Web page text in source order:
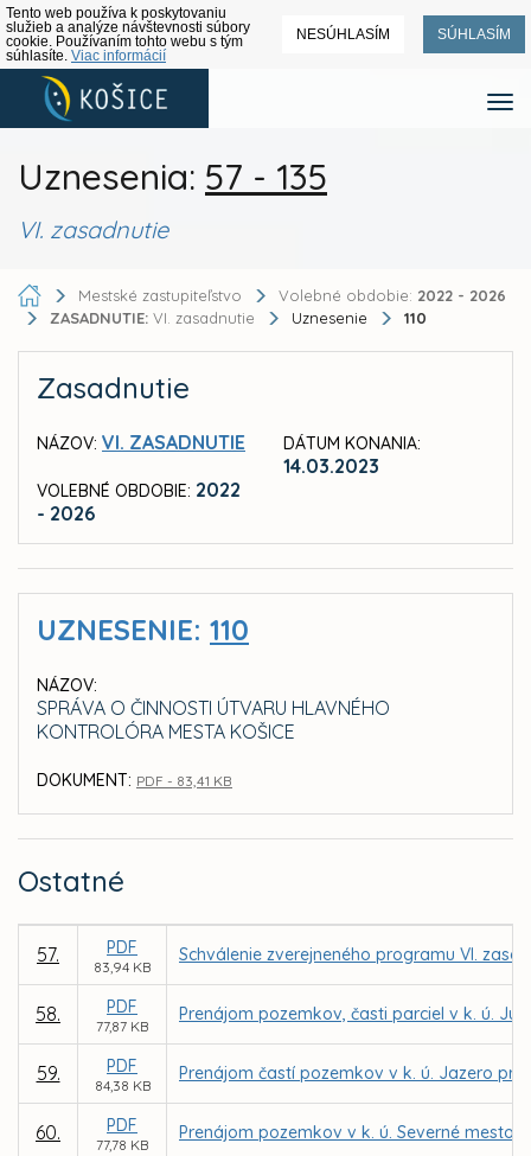
Tento web používa k poskytovaniu
služieb a analýze návštevnosti súbory
cookie. Používaním tohto webu s tým
súhlasíte. Viac informácií
NESÚHLASÍM SÚHLASÍM
Uznesenia: 57 - 135
VI. zasadnutie
Mestské zastupiteľstvo Volebné obdobie: 2022 - 2026
ZASADNUTIE: VI. zasadnutie Uznesenie 110
Zasadnutie
NÁZOV: VI. ZASADNUTIE
VOLEBNÉ OBDOBIE: 2022
- 2026
DÁTUM KONANIA:
14.03.2023
UZNESENIE: 110
NÁZOV:
SPRÁVA O ČINNOSTI ÚTVARU HLAVNÉHO
KONTROLÓRA MESTA KOŠICE
DOKUMENT: PDF - 83,41 KB
Ostatné
57. PDF
83,94 KB
Schválenie zverejneného programu VI.
58. PDF
77,87 KB
Prenájom pozemkov, časti parciel v k. ú.
59. PDF
84,38 KB
Prenájom častí pozemkov v k. ú. Jazero
60. PDF
77,78 KB
Prenájom pozemkov v k. ú. Severné